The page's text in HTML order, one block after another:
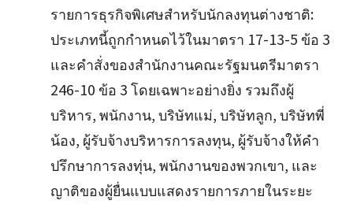
รายการธุรกิจพิเศษสำหรับนักลงทุนต่างชาติ:
ประเภทนี้ถูกกำหนดไว้ในมาตรา 17-13-5 ข้อ 3
และคำสั่งของสำนักงานคณะรัฐมนตรีมาตรา
246-10 ข้อ 3 โดยเฉพาะอย่างยิ่ง รวมถึงผู้
บริหาร, พนักงาน, บริษัทแม่, บริษัทลูก, บริษัทพี่
น้อง, ผู้รับจ้างบริหารการลงทุน, ผู้รับจ้างให้คำ
ปรึกษาการลงทุ่น, พนักงานของพวกเขา, และ
ญาติของผู้ยื่นแบบแสดงรายการภายในระยะ